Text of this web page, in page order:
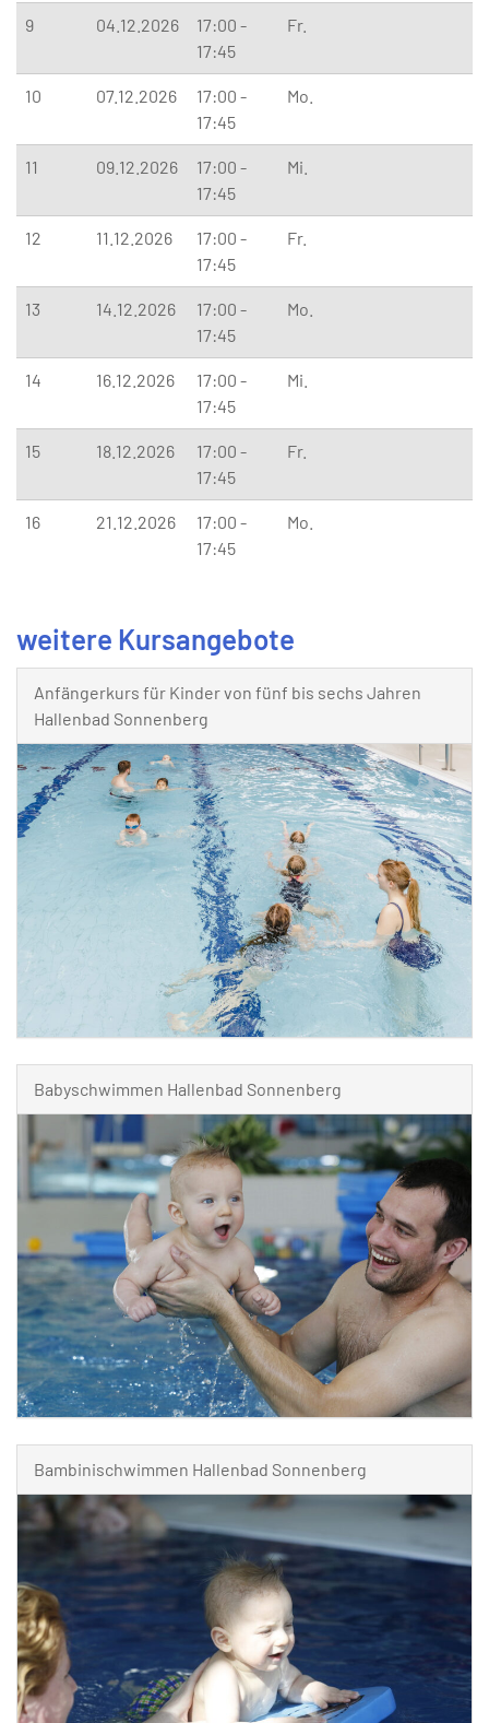
9 04.12.2026
17:00 -
17:45
Fr.
10 07.12.2026
17:00 -
17:45
Mo.
11 09.12.2026
17:00 -
17:45
Mi.
12 11.12.2026
17:00 -
17:45
Fr.
13 14.12.2026
17:00 -
17:45
Mo.
14 16.12.2026
17:00 -
17:45
Mi.
15 18.12.2026
17:00 -
17:45
Fr.
16 21.12.2026
17:00 -
17:45
Mo.
weitere Kursangebote
Anfängerkurs für Kinder von fünf bis sechs Jahren
Hallenbad Sonnenberg
Babyschwimmen Hallenbad Sonnenberg
Bambinischwimmen Hallenbad Sonnenberg